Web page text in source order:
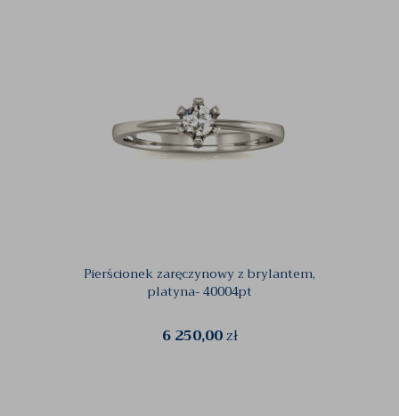
Pierścionek zaręczynowy z brylantem,
platyna- 40004pt
6 250,00zł